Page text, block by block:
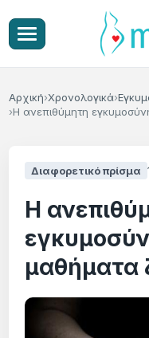
Αρχική Χρονολογικά
Η ανεπιθύμητη
Διαφορετικό πρίσμα
Η
μαθήματα